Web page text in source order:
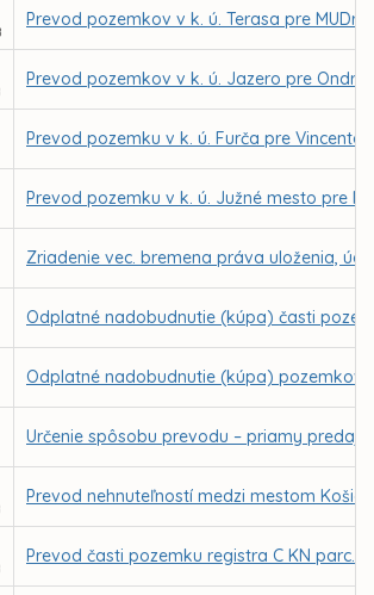
Prevod pozemkov v k. ú. Terasa pre MUDr.
Prevod pozemkov v k. ú. Jazero pre
Prevod pozemku v k. ú. Furča pre Vincenta
Prevod pozemku v k. ú. Južné mesto pre
Zriadenie vec. bremena práva uloženia,
Odplatné nadobudnutie (kúpa) časti
Odplatné nadobudnutie (kúpa) pozemkov
Určenie spôsobu prevodu – priamy predaj
Prevod nehnuteľností medzi mestom
Prevod časti pozemku registra C KN parc.